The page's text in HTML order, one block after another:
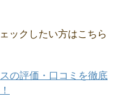
ックしたい方はこちら
の評価・口コミを徹底